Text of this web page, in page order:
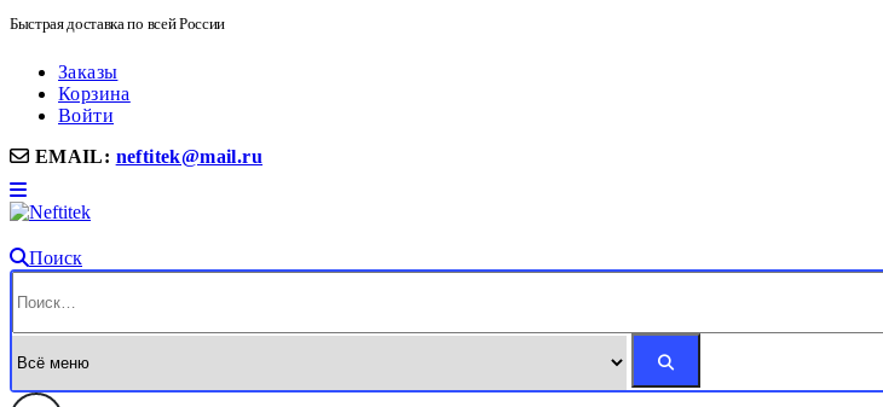
Быстрая доставка по всей России
Заказы
Корзина
Войти
EMAIL: neftitek@mail.ru
Поиск